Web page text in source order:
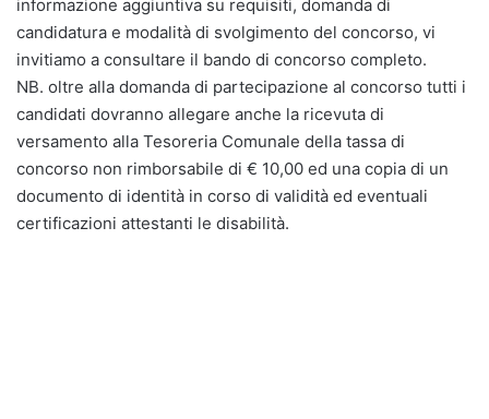
informazione aggiuntiva su requisiti, domanda di
candidatura e modalità di svolgimento del concorso, vi
invitiamo a consultare il bando di concorso completo.
NB. oltre alla domanda di partecipazione al concorso tutti i
candidati dovranno allegare anche la ricevuta di
versamento alla Tesoreria Comunale della tassa di
concorso non rimborsabile di € 10,00 ed una copia di un
documento di identità in corso di validità ed eventuali
certificazioni attestanti le disabilità.